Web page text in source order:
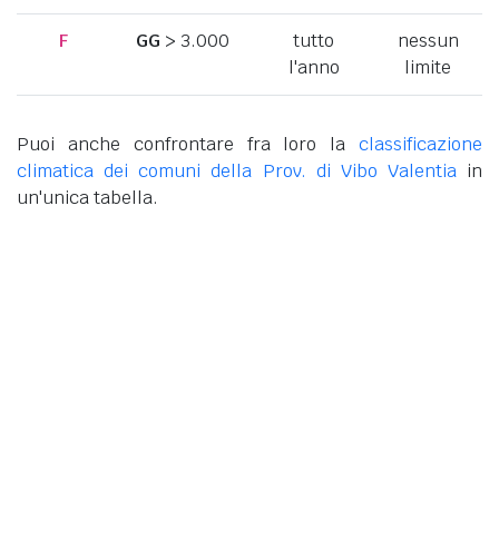
F GG > 3.000
tutto
l'anno
nessun
limite
Puoi anche confrontare fra loro la classificazione
climatica dei comuni della Prov. di Vibo Valentiain
un'unica tabella.